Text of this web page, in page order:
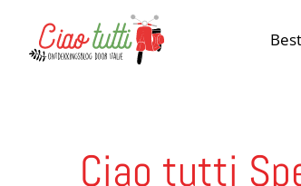
Ciao tutti